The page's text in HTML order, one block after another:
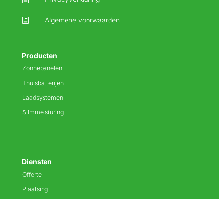
h Algemene voorwaarden
Producten
Zonnepanelen
Thuisbatterijen
Laadsystemen
Slimme sturing
Diensten
Offerte
Plaatsing